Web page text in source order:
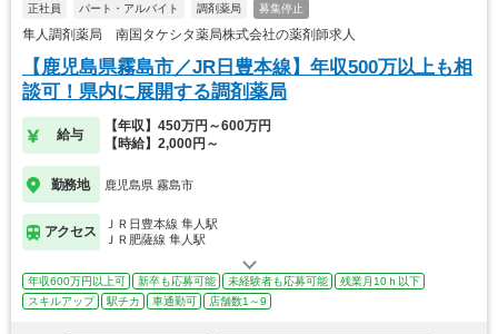
正社員 パート・アルバイト 調剤薬局 募集停止
隼人調剤薬局 南国タケシタ薬局株式会社の薬剤師求人
【鹿児島県霧島市／JR日豊本線】年収500万以上も相
談可！県内に展開する調剤薬局
給与
【年収】450万円～600万円
【時給】2,000円～
勤務地 鹿児島県 霧島市
アクセス
ＪＲ日豊本線 隼人駅
ＪＲ肥薩線 隼人駅
年収600万円以上可 新卒も応募可能 未経験者も応募可能
残業月10ｈ以下
スキルアップ
駅チカ 車通勤可 店舗数1～9